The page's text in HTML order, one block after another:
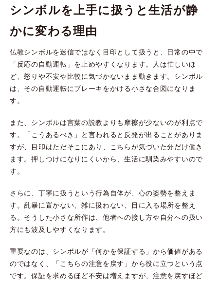
シンボルを上手に扱うと生活が静
かに変わる理由
仏教シンボルを迷信ではなく目印として扱うと、日常の中で
「反応の自動運転」を止めやすくなります。人は忙しいほ
ど、怒りや不安や比較に気づかないまま動きます。シンボル
は、その自動運転にブレーキをかける小さな合図になりま
す。
また、シンボルは言葉の説教よりも摩擦が少ないのが利点で
す。「こうあるべき」と言われると反発が出ることがありま
すが、目印はただそこにあり、こちらが気づいた分だけ働き
ます。押しつけになりにくいから、生活に馴染みやすいので
す。
さらに、丁寧に扱うという行為自体が、心の姿勢を整えま
す。乱暴に置かない、雑に扱わない、目に入る場所を整え
る。そうした小さな所作は、他者への接し方や自分への扱い
方にも波及しやすくなります。
重要なのは、シンボルが「何かを保証する」から価値がある
のではなく、「こちらの注意を戻す」から役に立つという点
です。保証を求めるほど不安は増えますが、注意を戻すほど